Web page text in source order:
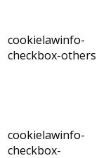
cookielawinfo-
checkbox-others
cookielawinfo-
checkbox-